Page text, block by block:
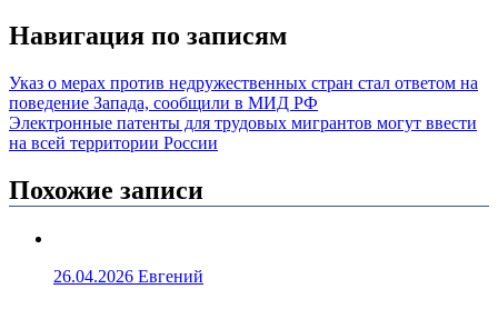
Навигация по записям
Указ о мерах против недружественных стран стал ответом на
поведение Запада, сообщили в МИД РФ
Электронные патенты для трудовых мигрантов могут ввести
на всей территории России
Похожие записи
26.04.2026 Евгений